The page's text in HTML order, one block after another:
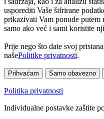
usporediti Vaše šifrirane
prikazivati Vam ponude
samo ako već i sami koristite
Prije nego što date svoj
našePolitike privatnosti.
Prihvaćam Samo obavezno
Politika privatnosti
Individualne postavke zaštite